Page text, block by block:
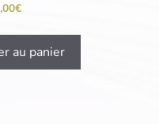
€
au panier